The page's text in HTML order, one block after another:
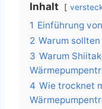
Inhalt
1 Einführung
2 Warum
3 Warum
4 Wie trocknet